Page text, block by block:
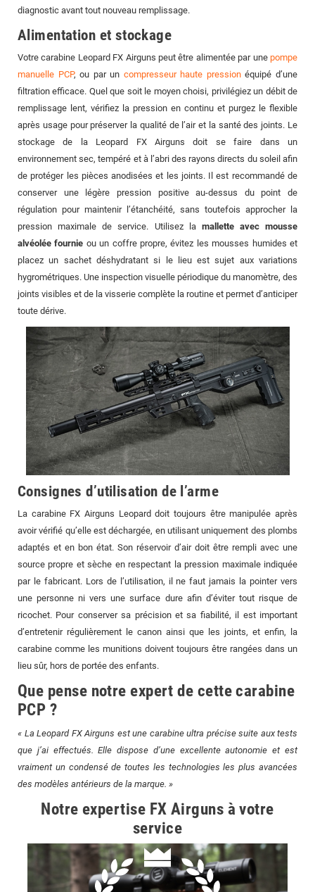
diagnostic avant tout nouveau remplissage.
Alimentation et stockage
Votre carabine Leopard FX Airguns peut être alimentée par une pompe
manuelle PCP, ou par un compresseur haute pressionéquipé d’une
filtration efficace. Quel que soit le moyen choisi, privilégiez un débit de
remplissage lent, vérifiez la pression en continu et purgez le flexible
après usage pour préserver la qualité de l’air et la santé des joints. Le
stockage de la Leopard FX Airguns doit se faire dans un
environnement sec, tempéré et à l’abri des rayons directs du soleil afin
de protéger les pièces anodisées et les joints. Il est recommandé de
conserver une légère pression positive au-dessus du point de
régulation pour maintenir l’étanchéité, sans toutefois approcher la
pression maximale de service. Utilisez la mallette avec mousse
alvéolée fournie ou un coffre propre, évitez les mousses humides et
placez un sachet déshydratant si le lieu est sujet aux variations
hygrométriques. Une inspection visuelle périodique du manomètre, des
joints visibles et de la visserie complète la routine et permet d’anticiper
toute dérive.
Consignes d’utilisation de l’arme
La carabine FX Airguns Leopard doit toujours être manipulée après
avoir vérifié qu’elle est déchargée, en utilisant uniquement des plombs
adaptés et en bon état. Son réservoir d’air doit être rempli avec une
source propre et sèche en respectant la pression maximale indiquée
par le fabricant. Lors de l’utilisation, il ne faut jamais la pointer vers
une personne ni vers une surface dure afin d’éviter tout risque de
ricochet. Pour conserver sa précision et sa fiabilité, il est important
d’entretenir régulièrement le canon ainsi que les joints, et enfin, la
carabine comme les munitions doivent toujours être rangées dans un
lieu sûr, hors de portée des enfants.
Que pense notre expert de cette carabine
PCP ?
« La Leopard FX Airguns est une carabine ultra précise suite aux tests
que j’ai effectués. Elle dispose d’une excellente autonomie et est
vraiment un condensé de toutes les technologies les plus avancées
des modèles antérieurs de la marque. »
Notre expertise FX Airguns à votre
service